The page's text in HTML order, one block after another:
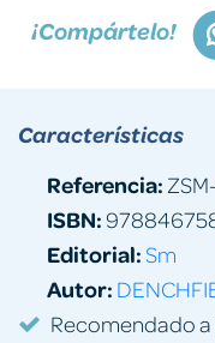
¡Compártelo!
Características
Referencia:
ISBN:
Editorial:Sm
Autor:
Recomendado